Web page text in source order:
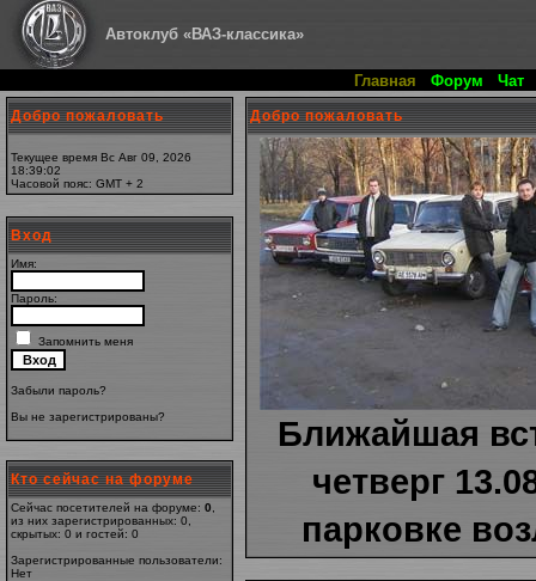
Автоклуб «ВАЗ-классика»
Главная Форум Чат
Добро пожаловать
Текущее время Вс Авг 09, 2026
18:39:02
Часовой пояс: GMT + 2
Вход
Имя:
Пароль:
Запомнить меня
Забыли пароль?
Вы не зарегистрированы?
Кто сейчас на форуме
Сейчас посетителей на форуме: 0
из них зарегистрированных: 0,
скрытых: 0 и гостей: 0
Зарегистрированные пользователи:
Нет
Добро пожаловать
Ближайшая
четверг
парковке